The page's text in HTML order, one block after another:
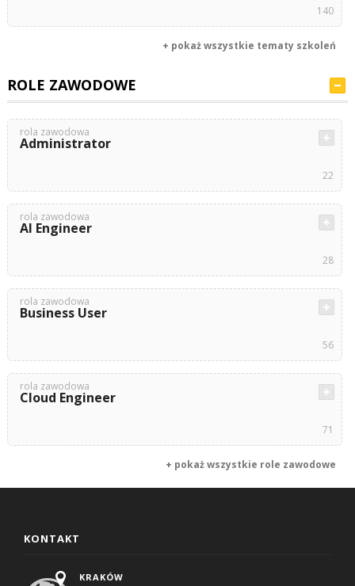
140
+ pokaż wszystkie tematy szkoleń
ROLE ZAWODOWE
rola zawodowa
Administrator
22
rola zawodowa
AI Engineer
28
rola zawodowa
Business User
56
rola zawodowa
Cloud Engineer
71
+ pokaż wszystkie role zawodowe
KONTAKT
KRAKÓW